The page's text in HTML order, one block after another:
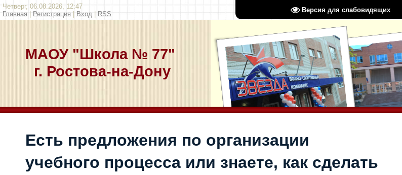
Версия для слабовидящих
Четверг, 06.08.2026, 12:47
Главная
Регистрация Вход RSS
МАОУ "Школа № 77"
г. Ростова-на-Дону
Есть предложения по организации
учебного процесса или знаете, как сделать